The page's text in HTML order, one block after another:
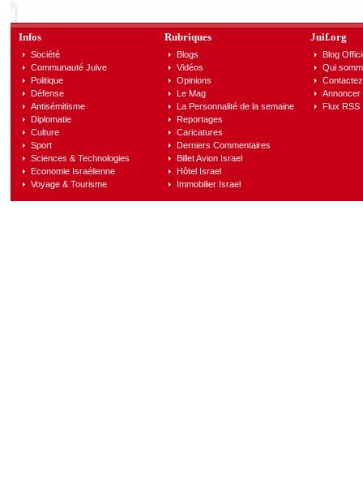
Infos
Société
Communauté Juive
Politique
Défense
Antisémitisme
Diplomatie
Culture
Sport
Sciences & Technologies
Economie Israélienne
Voyage & Tourisme
Rubriques
Blogs
Vidéos
Opinions
Le Mag
La Personnalité de la semaine
Reportages
Caricatures
Derniers Commentaires
Billet Avion Israel
Hôtel Israel
Immobilier Israel
Juif.org
Blog
Qui
Annoncer
Flux RSS